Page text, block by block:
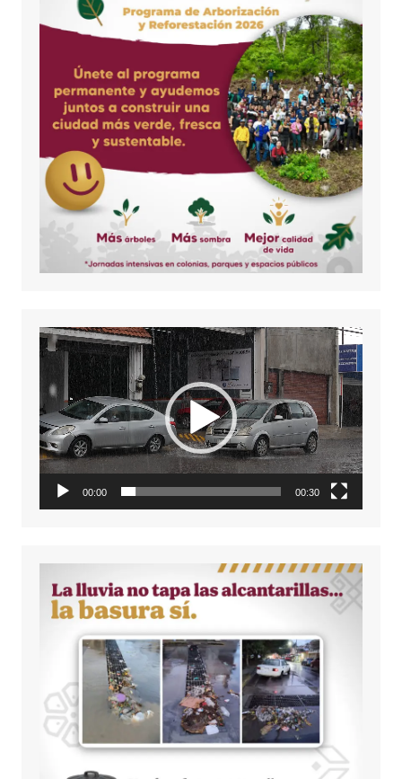
Reproductor
de
vídeo
00:00 00:30